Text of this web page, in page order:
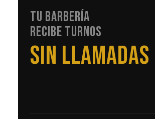
TU BARBERÍA
RECIBE TURNOS
EN AUTOMÁTICO